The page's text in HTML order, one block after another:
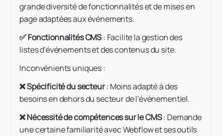
grande diversité de fonctionnalités et de mises en
page adaptées aux événements.
✅ Fonctionnalités CMS: Facilite la gestion des
listes d'événements et des contenus du site.
Inconvénients uniques :
❌ Spécificité du secteur: Moins adapté à des
besoins en dehors du secteur de l'événementiel.
❌ Nécessité de compétences sur le CMS: Demande
une certaine familiarité avec Webflow et ses outils